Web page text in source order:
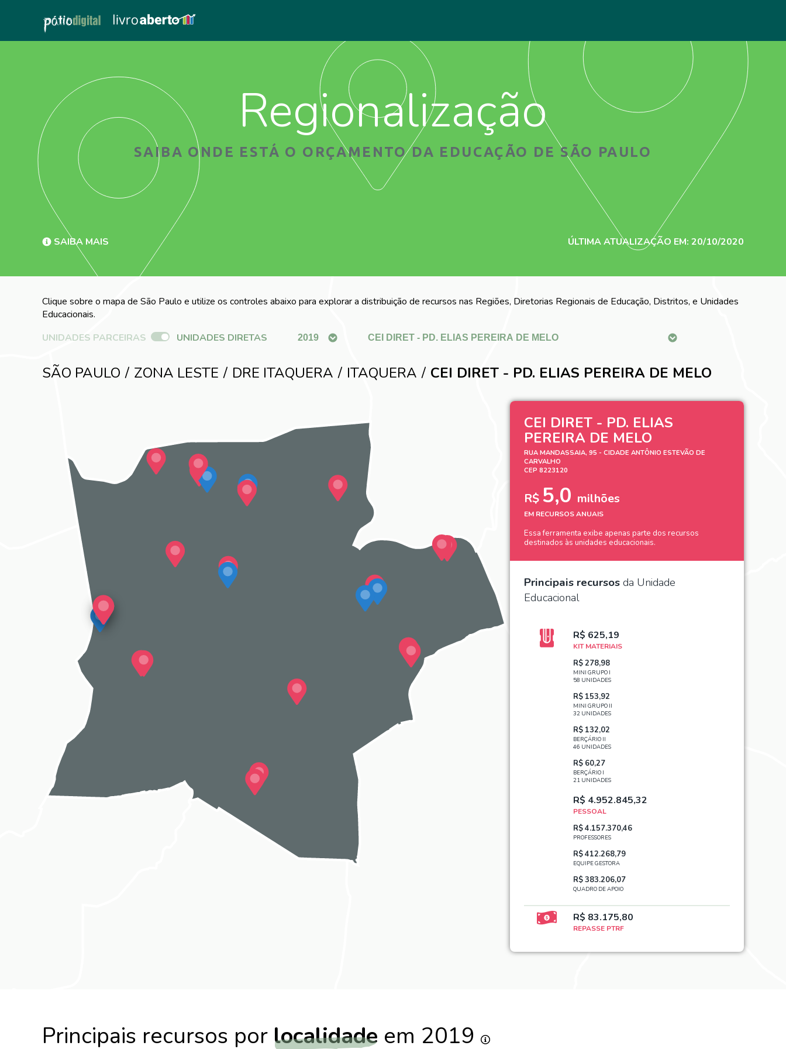
Regionalização
SAIBA ONDE ESTÁ O ORÇAMENTO DA EDUCAÇÃO DE SÃO PAULO
SAIBA MAIS ÚLTIMA ATUALIZAÇÃO EM: 20/10/2020
Clique sobre o mapa de São Paulo e utilize os controles abaixo para explorar a distribuição de recursos nas Regiões, Diretorias Regionais de Educação, Distritos, e Unidades
Educacionais.
UNIDADES PARCEIRAS
UNIDADES DIRETAS
SÃO PAULO ZONA LESTE DRE ITAQUERA ITAQUERA CEI DIRET - PD. ELIAS PEREIRA DE MELO
CEI DIRET - PD. ELIAS
PEREIRA DE MELO
RUA MANDASSAIA, 95 - CIDADE ANTÔNIO ESTEVÃO DE
CARVALHO
CEP 8223120
R$ 5,0 milhões
EM RECURSOS ANUAIS
Essa ferramenta exibe apenas parte dos recursos
destinados às unidades educacionais.
Principais recursosda Unidade
Educacional
R$ 625,19
KIT MATERIAIS
R$ 278,98
MINI GRUPO I
58 UNIDADES
R$ 153,92
MINI GRUPO II
32 UNIDADES
R$ 132,02
BERÇÁRIO II
46 UNIDADES
R$ 60,27
BERÇÁRIO I
21 UNIDADES
R$ 4.952.845,32
PESSOAL
R$ 4.157.370,46
PROFESSORES
R$ 412.268,79
EQUIPE GESTORA
R$ 383.206,07
QUADRO DE APOIO
R$ 83.175,80
REPASSE PTRF
Principais recursos por localidade em 2019